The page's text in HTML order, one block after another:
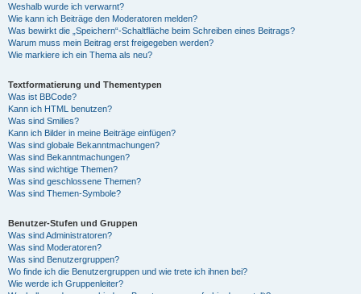
Weshalb wurde ich verwarnt?
Wie kann ich Beiträge den Moderatoren melden?
Was bewirkt die „Speichern“-Schaltfläche beim Schreiben eines Beitrags?
Warum muss mein Beitrag erst freigegeben werden?
Wie markiere ich ein Thema als neu?
Textformatierung und Thementypen
Was ist BBCode?
Kann ich HTML benutzen?
Was sind Smilies?
Kann ich Bilder in meine Beiträge einfügen?
Was sind globale Bekanntmachungen?
Was sind Bekanntmachungen?
Was sind wichtige Themen?
Was sind geschlossene Themen?
Was sind Themen-Symbole?
Benutzer-Stufen und Gruppen
Was sind Administratoren?
Was sind Moderatoren?
Was sind Benutzergruppen?
Wo finde ich die Benutzergruppen und wie trete ich ihnen bei?
Wie werde ich Gruppenleiter?